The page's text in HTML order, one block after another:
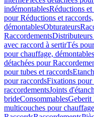
indémontablesRéductions et
pour Réductions et raccords,
démontablesObturateurs
RaccordementsDistributeurs
avec raccord à sertirTés
pour chauffage, démontables
détachées pour
pour tubes et raccords
pour raccordsFixations pour
raccordementsJoints
brideConsommablesGeberit
multicouches pour chauffage